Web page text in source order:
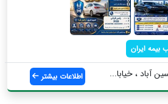
ایران
آباد ، خیابا... اطلاعات بیشتر